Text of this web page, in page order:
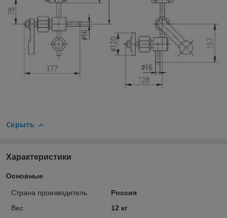
Скрыть
Характеристики
Основные
Страна производитель
Россия
Вес
12 кг